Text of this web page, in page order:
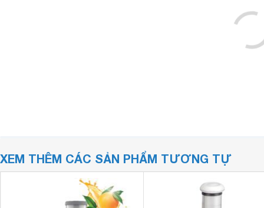
XEM THÊM CÁC SẢN PHẨM TƯƠNG TỰ